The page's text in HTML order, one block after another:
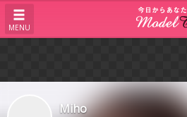
MENU
Miho